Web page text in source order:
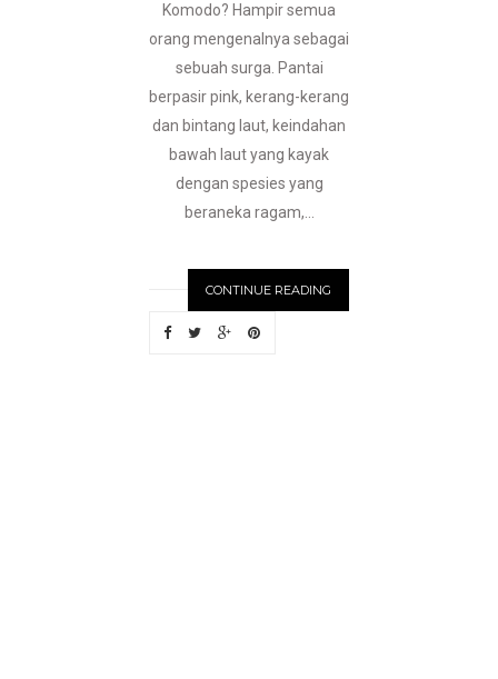
Komodo? Hampir semua
orang mengenalnya sebagai
sebuah surga. Pantai
berpasir pink, kerang-kerang
dan bintang laut, keindahan
bawah laut yang kayak
dengan spesies yang
beraneka ragam,...
CONTINUE READING
N